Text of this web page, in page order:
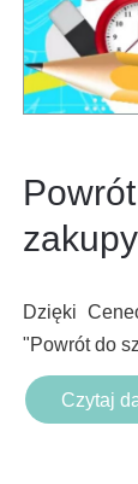
Dzięki
"Powrót do
Czytaj